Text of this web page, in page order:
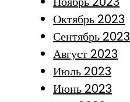
Октябрь 2023
Сентябрь 2023
Август 2023
Июль 2023
Июнь 2023